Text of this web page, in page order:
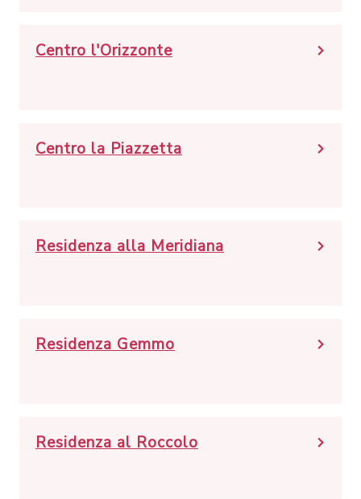
Centro l'Orizzonte
Centro la Piazzetta
Residenza alla Meridiana
Residenza Gemmo
Residenza al Roccolo